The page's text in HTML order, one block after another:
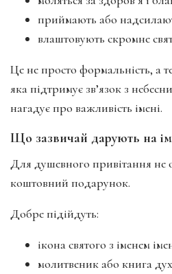
приймають або
влаштовують скромне
Це не просто формальність, а
яка підтримує зв’язок з
нагадує про важливість імені.
Що зазвичай дарують на
Для душевного привітання не
коштовний подарунок.
Добре підійдуть:
ікона святого з іменем
молитвеник або книга